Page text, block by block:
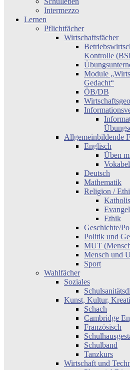
Intermezzo
Lernen
Pflichtfächer
Wirtschaftsfächer
Kontrolle
Module
Gedacht“
ÖB/DB
Allgemeinbildende
Englisch
Üben
Deutsch
Mathematik
Religion /
Ethik
Geschichte/
Politik und
MUT
Mensch und
Sport
Wahlfächer
Soziales
Kunst, Kultur,
Schach
Cambridge
Französisch
Schulband
Tanzkurs
Wirtschaft und